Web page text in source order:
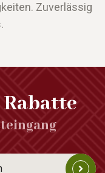
Zuverlässig
Rabatte